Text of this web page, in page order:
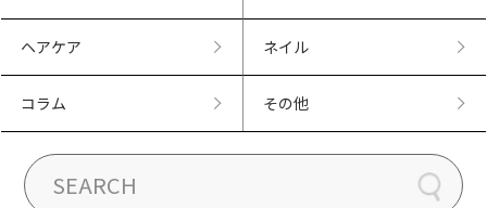
ヘアケア ネイル
コラム その他